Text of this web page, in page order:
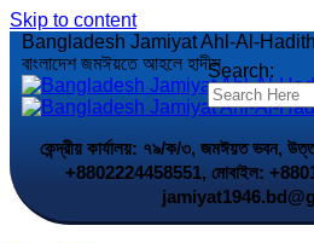
Skip to content
Search:
Bangladesh Jamiyat Ahl-Al-Hadith
বাংলাদেশ জমঈয়তে আহলে হাদীস
কেন্দ্রীয় কার্যালয়: ৭৯/ক/৩, জমঈয়ত ভবন,
+8802224458551, মোবাইল: